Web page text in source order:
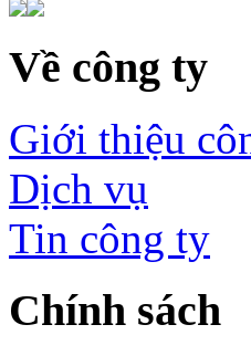
Về công ty
Giới thiệu
Dịch vụ
Tin công ty
Chính sách